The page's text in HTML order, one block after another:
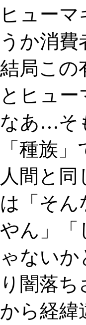
ヒュー
うか消
結局この
とヒュ
なあ…そ
「種族
人間と
は「そ
やん」「
ゃない
り闇落
から経